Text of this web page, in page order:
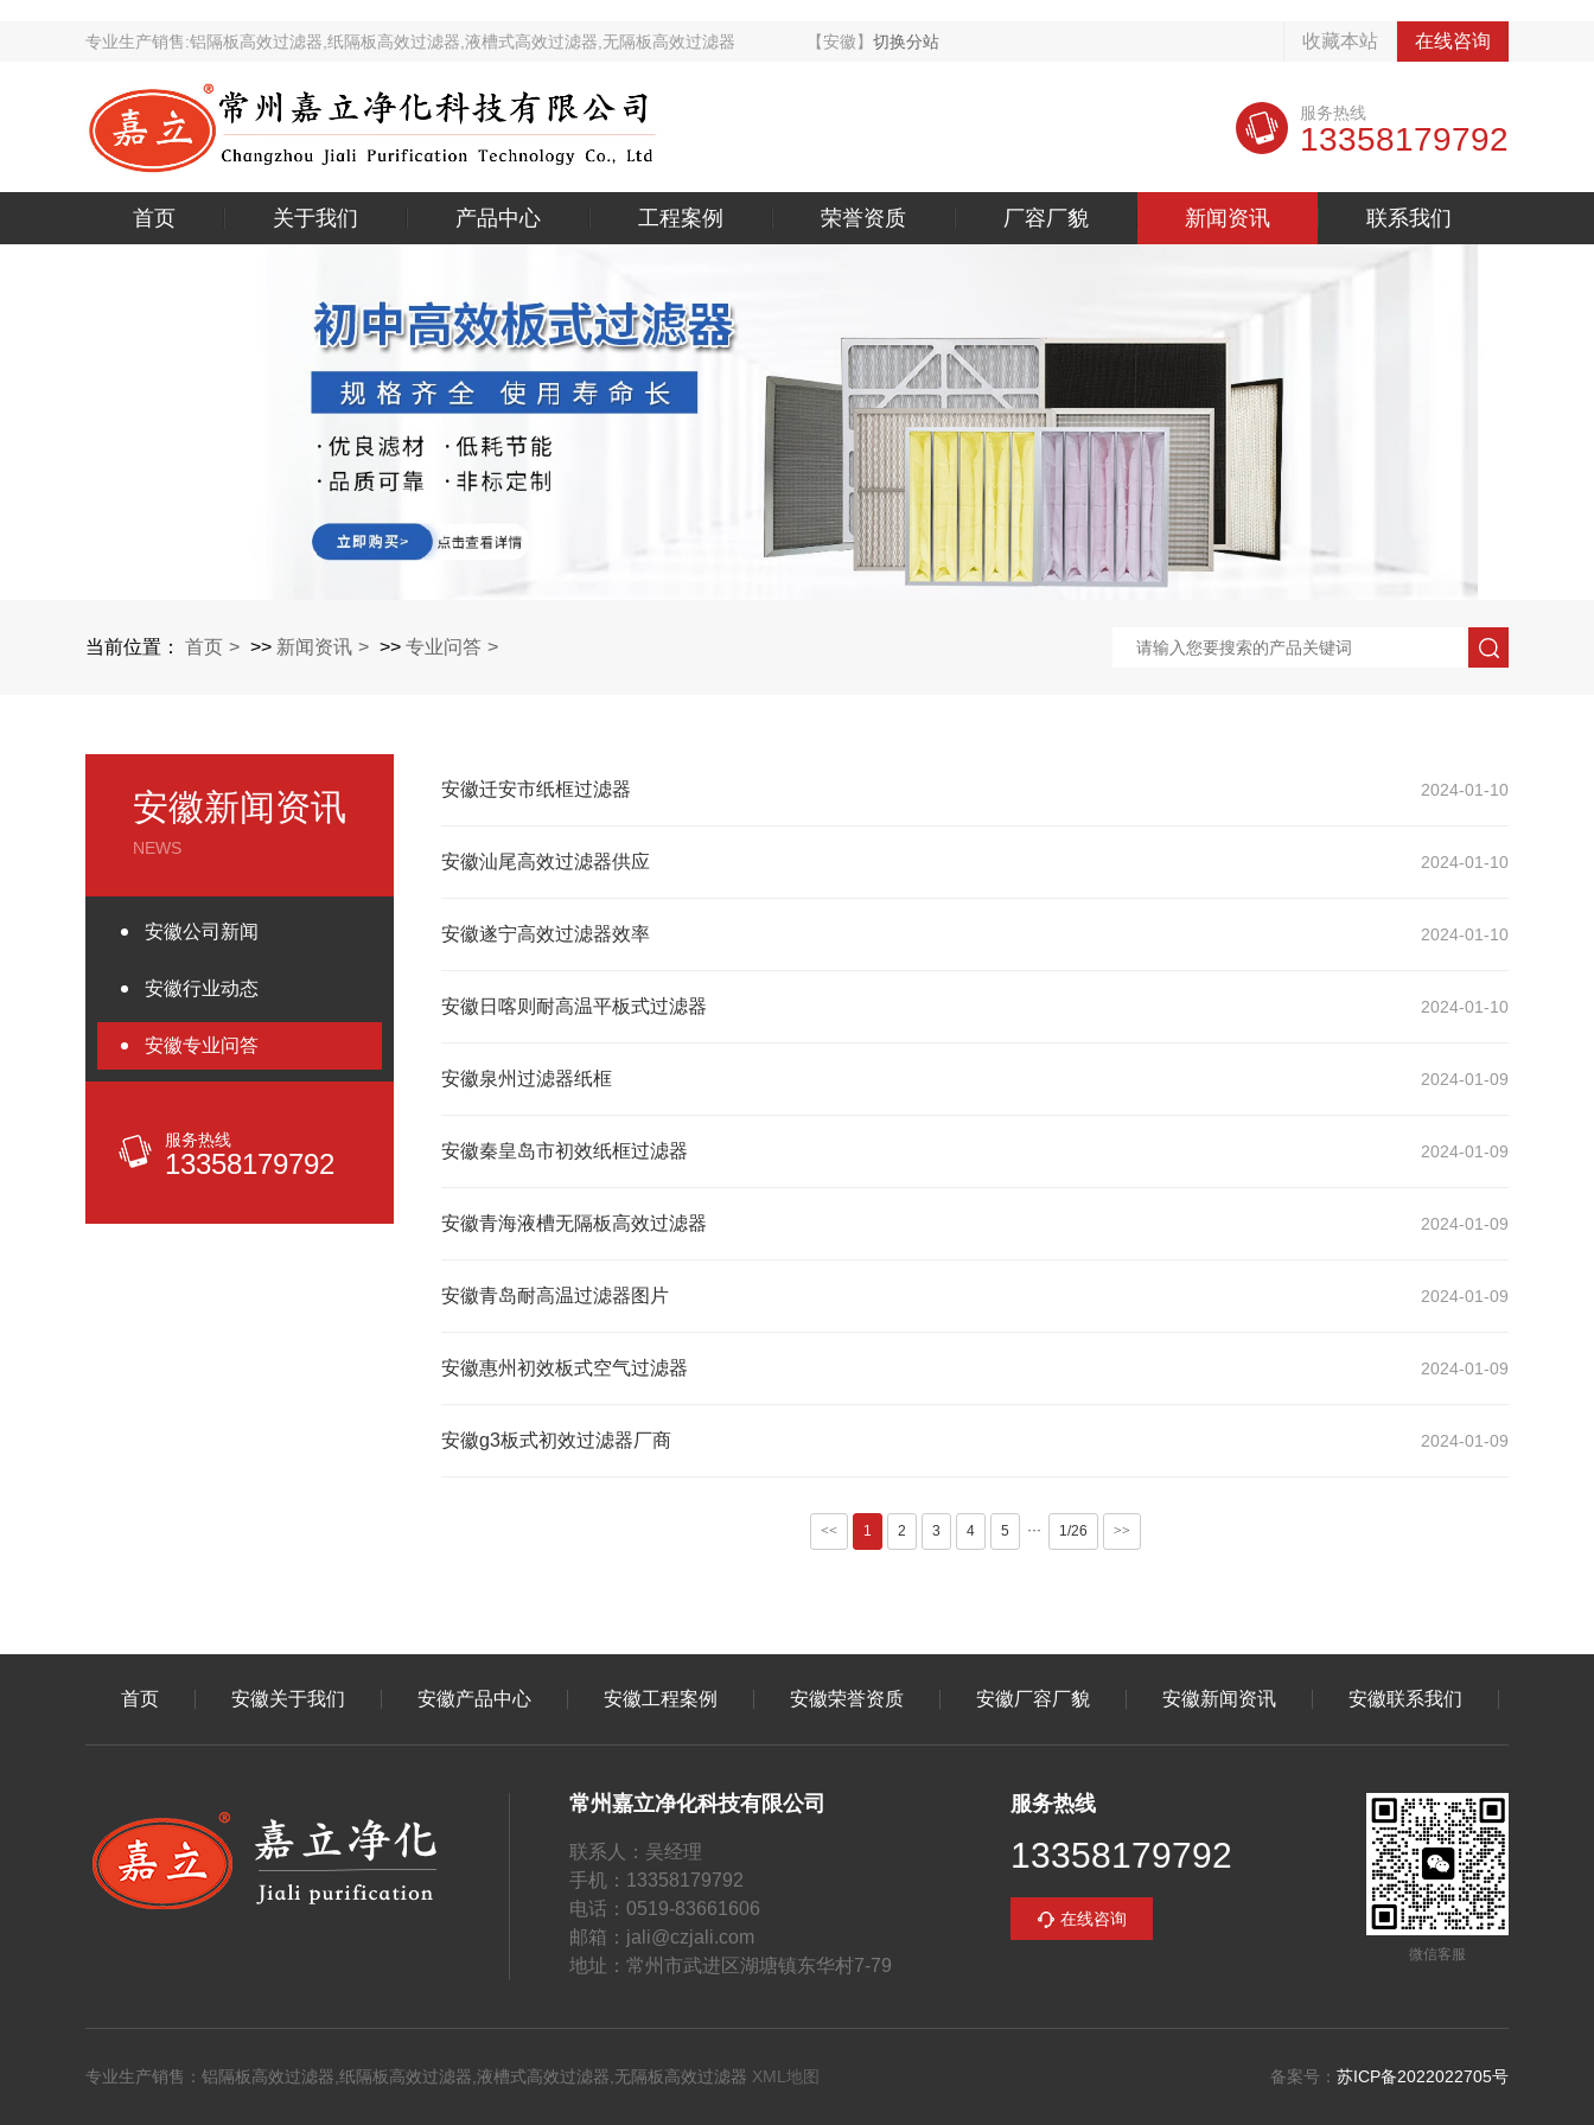
专业生产销售:铝隔板高效过滤器,纸隔板高效过滤器,液槽式高效过滤器,无隔板高效过滤器 【安徽】 切换分站 收藏本站 在线咨询
服务热线
13358179792
首页 关于我们 产品中心 工程案例 荣誉资质 厂容厂貌 新闻资讯 联系我们
当前位置： 首页 >> 新闻资讯 >> 专业问答
安徽新闻资讯
NEWS
安徽公司新闻
安徽行业动态
安徽专业问答
服务热线
13358179792
2024-01-10
安徽迁安市纸框过滤器
2024-01-10
安徽汕尾高效过滤器供应
2024-01-10
安徽遂宁高效过滤器效率
2024-01-10
安徽日喀则耐高温平板式过滤器
2024-01-09
安徽泉州过滤器纸框
2024-01-09
安徽秦皇岛市初效纸框过滤器
2024-01-09
安徽青海液槽无隔板高效过滤器
2024-01-09
安徽青岛耐高温过滤器图片
2024-01-09
安徽惠州初效板式空气过滤器
2024-01-09
安徽g3板式初效过滤器厂商
<< 1 2 3 4 5 ··· 1/26 >>
首页 安徽关于我们 安徽产品中心 安徽工程案例 安徽荣誉资质 安徽厂容厂貌 安徽新闻资讯 安徽联系我们
常州嘉立净化科技有限公司
联系人：吴经理
手机：13358179792
电话：0519-83661606
邮箱：jali@czjali.com
地址：常州市武进区湖塘镇东华村7-79
服务热线
13358179792
在线咨询
微信客服
专业生产销售：铝隔板高效过滤器,纸隔板高效过滤器,液槽式高效过滤器,无隔板高效过滤器 XML地图 备案号： 苏ICP备2022022705号